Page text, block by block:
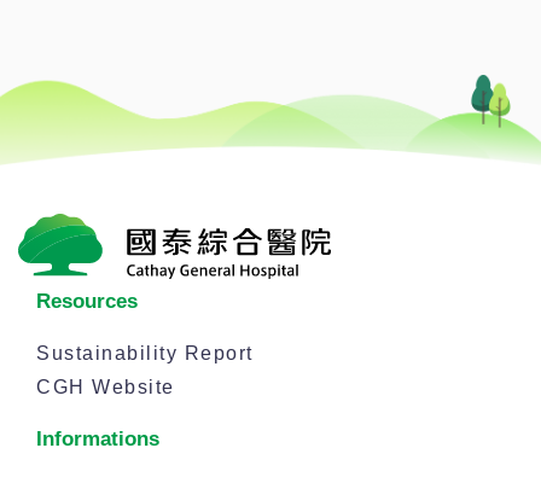
Resources
Sustainability Report
CGH Website
Informations